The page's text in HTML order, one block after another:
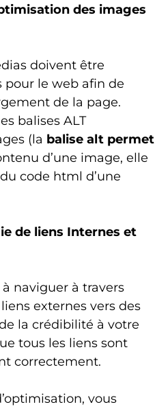
des images
doivent être
pour le web afin de
de la page.
balises ALT
(la balise alt permet
d’une image, elle
code html d’une
de liens Internes et
naviguer à travers
externes vers des
la crédibilité à votre
tous les liens sont
correctement.
vous